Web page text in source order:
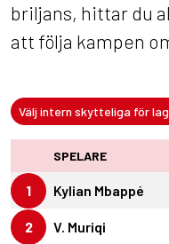
briljans, hittar du
att följa kampen
Välj intern skytteliga för lag
SPELARE
1 Kylian Mbappé
2 V. Muriqi